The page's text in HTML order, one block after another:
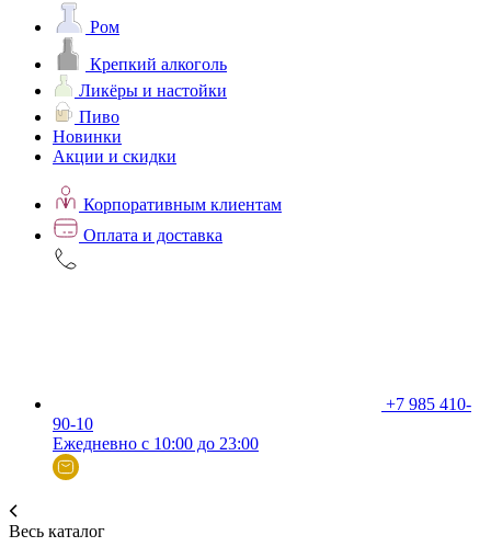
Ром
Крепкий алкоголь
Ликёры и настойки
Пиво
Новинки
Акции и скидки
Корпоративным клиентам
Оплата и доставка
+7 985 410-
90-10
Ежедневно с 10:00 до 23:00
Весь каталог